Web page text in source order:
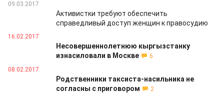
09.03.2017
Активистки требуют обеспечить
справедливый доступ женщин к правосудию
16.02.2017
Несовершеннолетнюю кыргызстанку
изнасиловали в Москве
6
08.02.2017
Родственники таксиста-насильника не
согласны с приговором
2